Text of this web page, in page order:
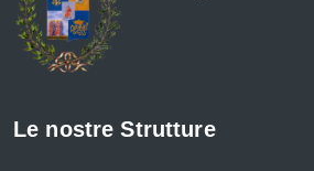
Le nostre Strutture